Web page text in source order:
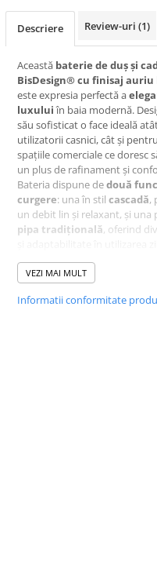
Descriere Review-uri (1)
Această baterie de duș și
BisDesign® cu finisaj auriu
este expresia perfectă a
luxuluiîn baia modernă.
său sofisticat o face ideală
utilizatorii casnici, cât și pentru
spațiile comerciale ce doresc
un plus de rafinament și
Bateria dispune dedouă
curgere: una în stil cascadă,
un debit lin și relaxant, și una
pipa tradițională, oferind
Finisajulauriu lucios
accent vizual spectaculos și
coroziunii, asigurând o
VEZI MAI MULT
Informatii conformitate